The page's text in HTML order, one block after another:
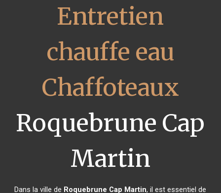
Entretien
chauffe eau
Chaffoteaux
Roquebrune Cap
Martin
Dans la ville de Roquebrune Cap Martin, il est essentiel de